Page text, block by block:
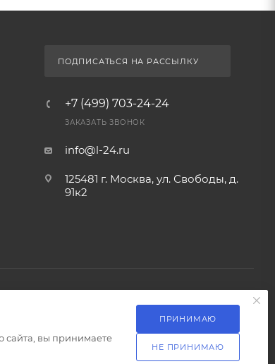
ПОДПИСАТЬСЯ НА РАССЫЛКУ
+7 (499) 703-24-24
ЗАКАЗАТЬ ЗВОНОК
info@l-24.ru
125481 г. Москва, ул. Свободы, д.
91к2
Разработка сайта
вы принимаете
ПРИНИМАЮ
НЕ ПРИНИМАЮ